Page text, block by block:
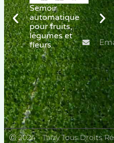
Semoir
automatique
pour fruits,
légumes et
fleurs
Ⓒ 2024 - Taizy Tous Droits